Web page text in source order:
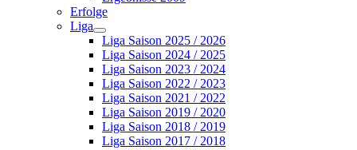
Erfolge
Liga
Liga Saison 2025 / 2026
Liga Saison 2024 / 2025
Liga Saison 2023 / 2024
Liga Saison 2022 / 2023
Liga Saison 2021 / 2022
Liga Saison 2019 / 2020
Liga Saison 2018 / 2019
Liga Saison 2017 / 2018